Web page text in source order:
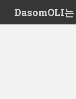
i
DasomOLI는